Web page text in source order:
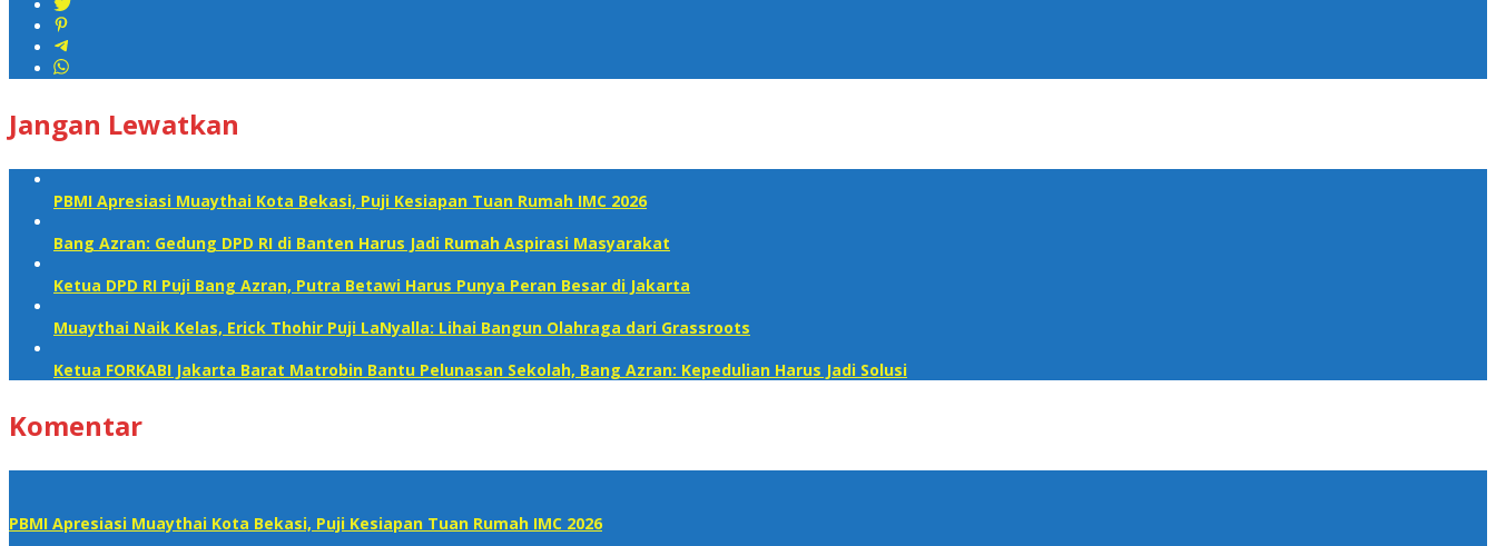
Jangan Lewatkan
PBMI Apresiasi Muaythai Kota Bekasi, Puji Kesiapan Tuan Rumah IMC 2026
Bang Azran: Gedung DPD RI di Banten Harus Jadi Rumah Aspirasi Masyarakat
Ketua DPD RI Puji Bang Azran, Putra Betawi Harus Punya Peran Besar di Jakarta
Muaythai Naik Kelas, Erick Thohir Puji LaNyalla: Lihai Bangun Olahraga dari Grassroots
Ketua FORKABI Jakarta Barat Matrobin Bantu Pelunasan Sekolah, Bang Azran: Kepedulian Harus Jadi Solusi
Komentar
PBMI Apresiasi Muaythai Kota Bekasi, Puji Kesiapan Tuan Rumah IMC 2026